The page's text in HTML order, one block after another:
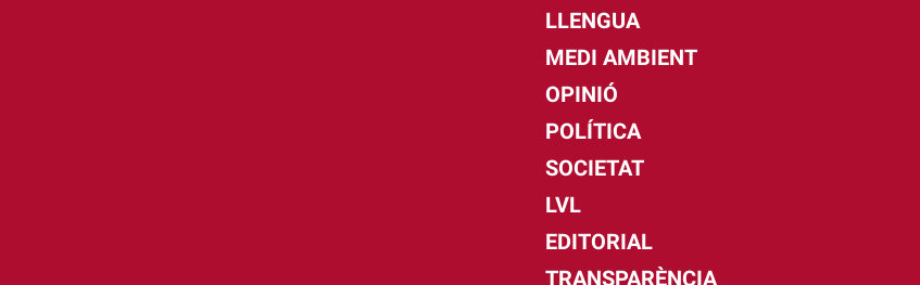
LLENGUA
MEDI AMBIENT
OPINIÓ
POLÍTICA
SOCIETAT
LVL
EDITORIAL
TRANSPARÈNCIA